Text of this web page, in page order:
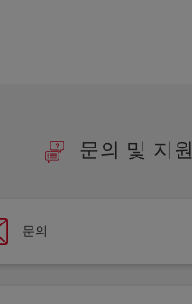
문의 및 지원
문의